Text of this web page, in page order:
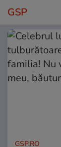
GSP
GSP.RO